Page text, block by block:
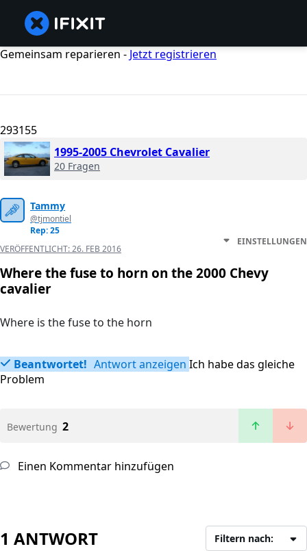
Gemeinsam reparieren - Jetzt registrieren
293155
1995-2005 Chevrolet Cavalier
20 Fragen
Tammy
@tjmontiel
Rep: 25
VERÖFFENTLICHT:26. FEB 2016
EINSTELLUNGEN
Where the fuse to horn on the 2000 Chevy
cavalier
Where is the fuse to the horn
Beantwortet! Antwort anzeigen Ich habe das gleiche
Problem
Bewertung 2
Einen Kommentar hinzufügen
1 ANTWORT Filtern nach: